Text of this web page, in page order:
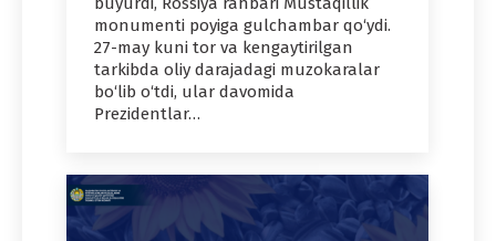
monumenti poyiga gulchambar qo‘ydi.
27-may kuni tor va kengaytirilgan
tarkibda oliy darajadagi muzokaralar
bo‘lib o‘tdi, ular davomida
Prezidentlar…